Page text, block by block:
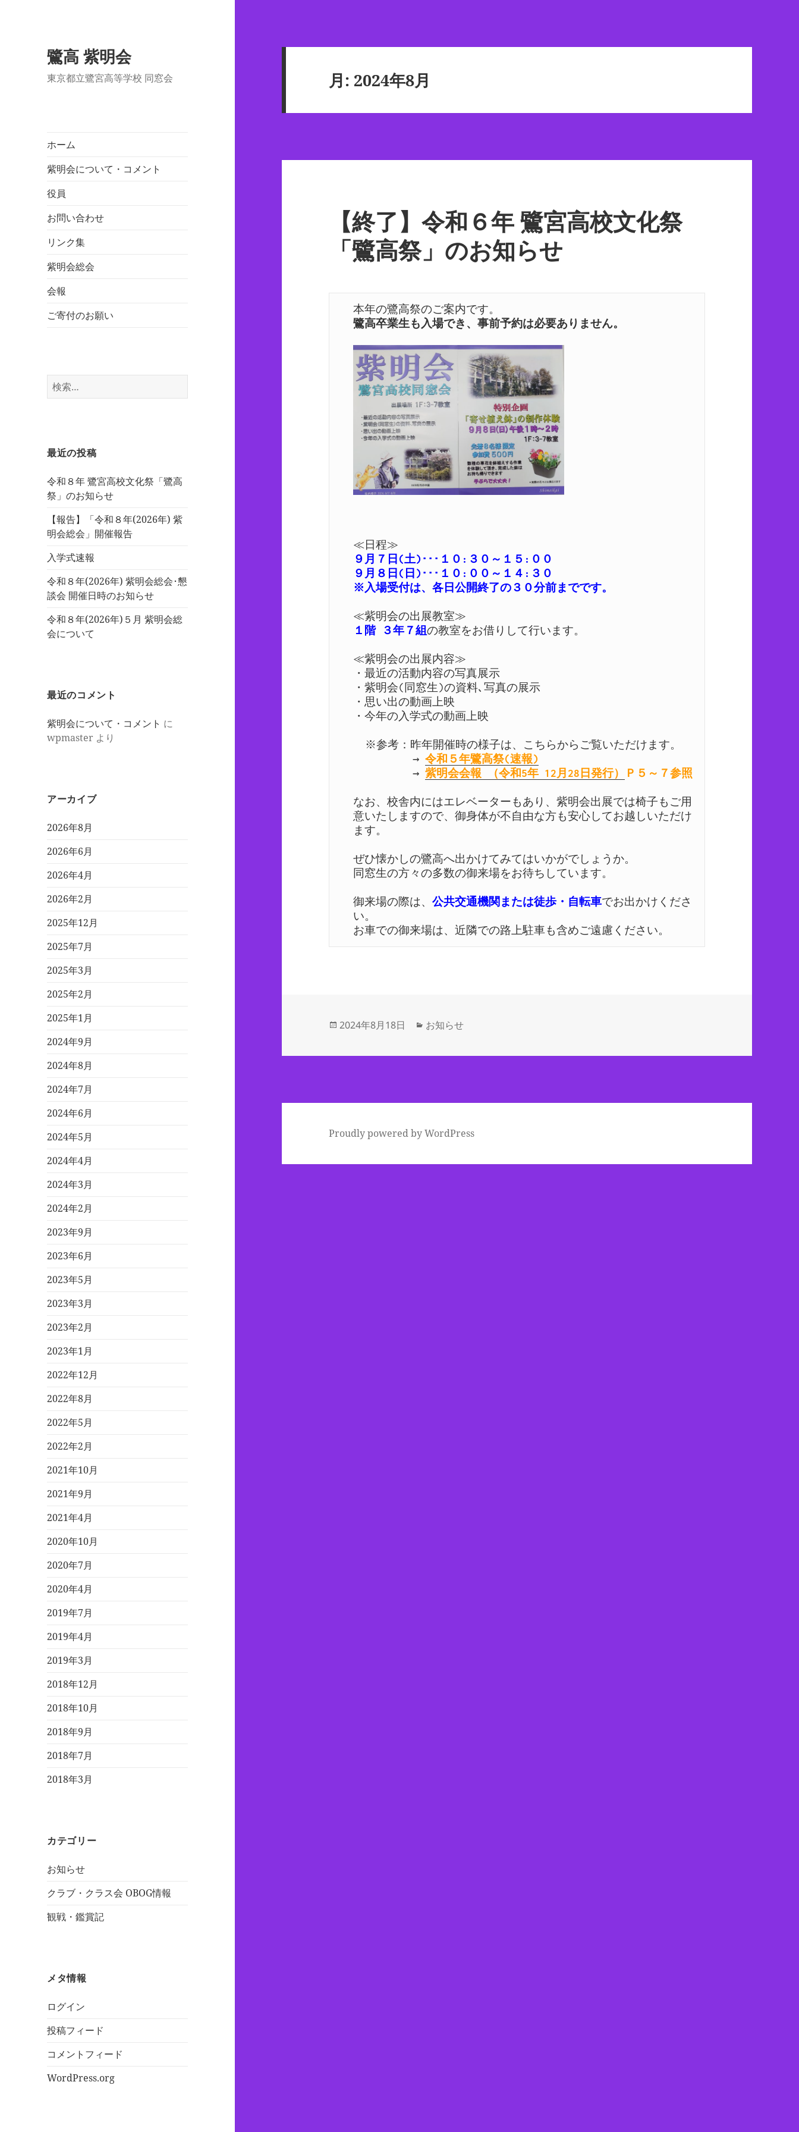
鷺高 紫明会
東京都立鷺宮高等学校 同窓会
ホーム
紫明会について・コメント
役員
お問い合わせ
リンク集
紫明会総会
会報
ご寄付のお願い
検
索:
最近の投稿
令和８年 鷺宮高校文化祭「鷺高
祭」のお知らせ
【報告】「令和８年(2026年) 紫
明会総会」開催報告
入学式速報
令和８年(2026年) 紫明会総会･懇
談会 開催日時のお知らせ
令和８年(2026年)５月 紫明会総
会について
最近のコメント
紫明会について・コメント に
wpmaster より
アーカイブ
2026年8月
2026年6月
2026年4月
2026年2月
2025年12月
2025年7月
2025年3月
2025年2月
2025年1月
2024年9月
2024年8月
2024年7月
2024年6月
2024年5月
2024年4月
2024年3月
2024年2月
2023年9月
2023年6月
2023年5月
2023年3月
2023年2月
2023年1月
2022年12月
2022年8月
2022年5月
2022年2月
2021年10月
2021年9月
2021年4月
2020年10月
2020年7月
2020年4月
2019年7月
2019年4月
2019年3月
2018年12月
2018年10月
2018年9月
2018年7月
2018年3月
カテゴリー
お知らせ
クラブ・クラス会 OBOG情報
観戦・鑑賞記
メタ情報
ログイン
投稿フィード
コメントフィード
WordPress.org
月: 2024年8月
【終了】令和６年 鷺宮高校文化祭
「鷺高祭」のお知らせ
鷺高卒業生も入場でき、事前予約は必要ありません。
９月７日(土)･･･１０:３０～１５:００
９月８日(日)･･･１０:００～１４:３０
１階 ３年７組の教室をお借りして行います。
≪紫明会の出展内容≫
・最近の活動内容の写真展示
・紫明会(同窓生)の資料､写真の展示
・思い出の動画上映
・今年の入学式の動画上映
          →
令和５年鷺高祭(速報)
          →
紫明会会報 （令和5年 12月28日発行） Ｐ５～７参照
なお、校舎内にはエレベーターもあり、紫明会出展では椅子もご用
意いたしますので、御身体が不自由な方も安心してお越しいただけ
ます。
ぜひ懐かしの鷺高へ出かけてみてはいかがでしょうか。
同窓生の方々の多数の御来場をお待ちしています。
御来場の際は、公共交通機関または徒歩・自転車でお出かけくださ
い。
お車での御来場は、近隣での路上駐車も含めご遠慮ください。
投
日:
2024年8月18日
カ
ゴ
お知らせ
Proudly powered by WordPress